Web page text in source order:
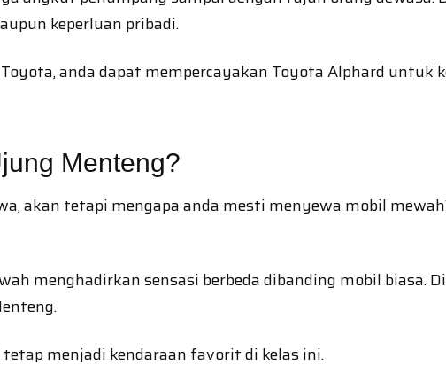
keperluan pribadi.
anda dapat mempercayakan Toyota Alphard untuk
Menteng?
akan tetapi mengapa anda mesti menyewa mobil
menghadirkan sensasi berbeda dibanding mobil biasa.
menjadi kendaraan favorit di kelas ini.